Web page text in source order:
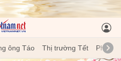
ông Táo Thị trường Tết Phong